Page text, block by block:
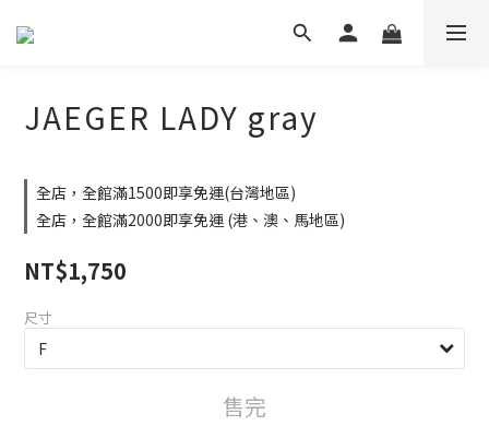
JAEGER LADY gray
全店，全館滿1500即享免運(台灣地區)
全店，全館滿2000即享免運 (港、澳、馬地區)
NT$1,750
尺寸
售完